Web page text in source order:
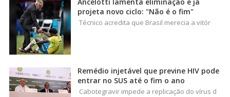
projeta novo ciclo: "Não é o fim"
Técnico acredita que Brasil merecia a vitór
Remédio injetável que previne HIV pode
entrar no SUS até o fim o ano
Cabotegravir impede a replicação do vírus d